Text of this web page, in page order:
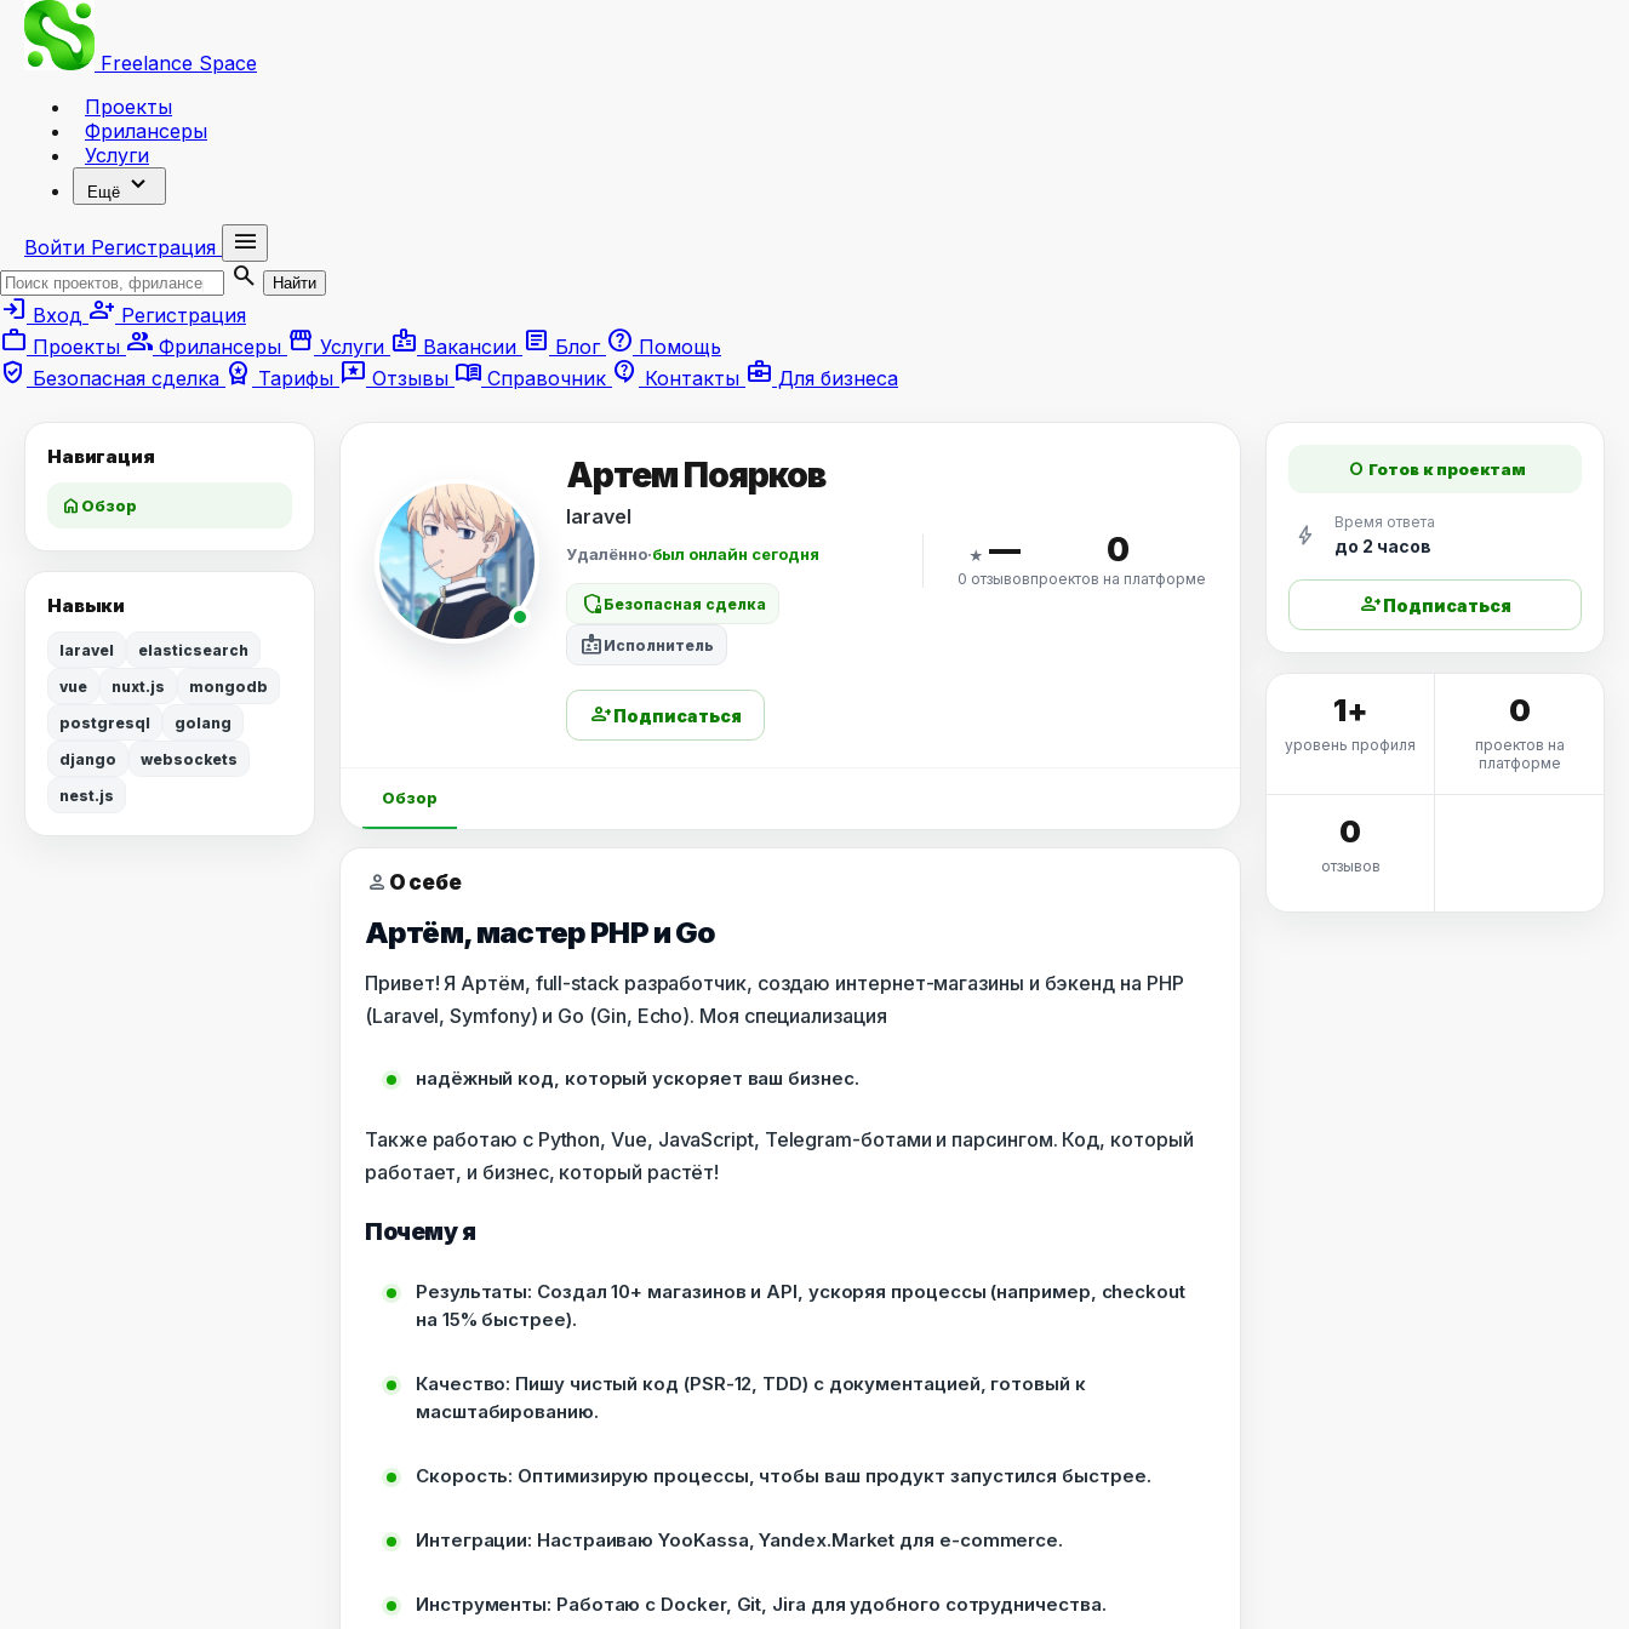
Freelance Space
Проекты
Фрилансеры
Услуги
Ещё expand_more
Войти Регистрация
menu
search
Найти
login Вход person_add Регистрация
work Проекты group Фрилансеры storefront Услуги badge Вакансии article Блог help Помощь
verified_user Безопасная сделка workspace_premium Тарифы reviews Отзывы menu_book Справочник contact_support Контакты business_center Для бизнеса
Навигация
home Обзор
Навыки
laravel
elasticsearch
vue
nuxt.js
mongodb
postgresql
golang
django
websockets
nest.js
Артем Поярков
laravel
Удалённо·был онлайн сегодня
shield_locked Безопасная сделка
badge Исполнитель
★ —
0 отзывов
0
проектов на платформе
person_addПодписаться
Обзор
person О себе
Артём, мастер PHP и Go
Привет! Я Артём, full-stack разработчик, создаю интернет-магазины и бэкенд на PHP
(Laravel, Symfony) и Go (Gin, Echo). Моя специализация
надёжный код, который ускоряет ваш бизнес.
Также работаю с Python, Vue, JavaScript, Telegram-ботами и парсингом. Код, который
работает, и бизнес, который растёт!
Почему я
Результаты: Создал 10+ магазинов и API, ускоряя процессы (например, checkout
на 15% быстрее).
Качество: Пишу чистый код (PSR-12, TDD) с документацией, готовый к
масштабированию.
Скорость: Оптимизирую процессы, чтобы ваш продукт запустился быстрее.
Интеграции: Настраиваю YooKassa, Yandex.Market для e-commerce.
Инструменты: Работаю с Docker, Git, Jira для удобного сотрудничества.
fiber_manual_record Готов к проектам
bolt Время ответа
до 2 часов
person_addПодписаться
1+
уровень профиля
0
проектов на
платформе
0
отзывов